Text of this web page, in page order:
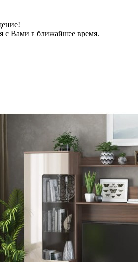
с Вами в ближайшее время.